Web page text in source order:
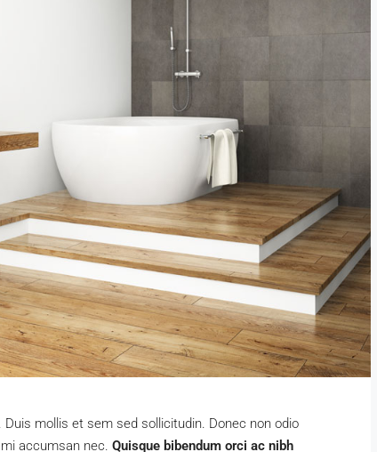
mollis et sem sed sollicitudin. Donec non odio
accumsan nec. Quisque bibendum orci ac nibh